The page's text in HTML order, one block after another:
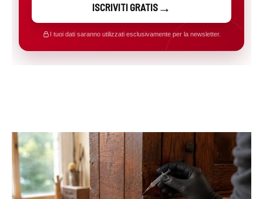
ISCRIVITI GRATIS
I tuoi dati saranno utilizzati esclusivamente per la newsletter.